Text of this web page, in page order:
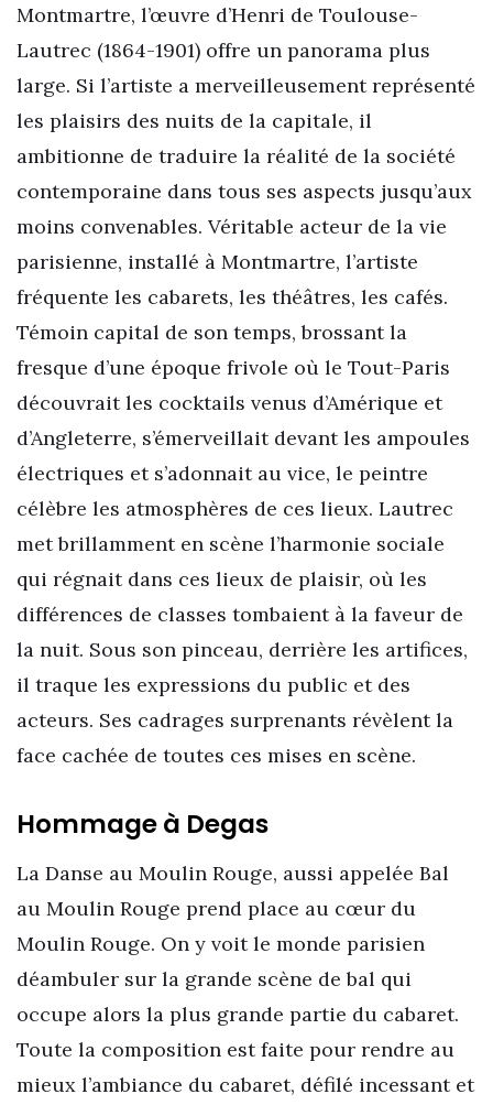
Montmartre, l’œuvre d’Henri de Toulouse-
Lautrec (1864-1901) offre un panorama plus
large. Si l’artiste a merveilleusement représenté
les plaisirs des nuits de la capitale, il
ambitionne de traduire la réalité de la société
contemporaine dans tous ses aspects jusqu’aux
moins convenables. Véritable acteur de la vie
parisienne, installé à Montmartre, l’artiste
fréquente les cabarets, les théâtres, les cafés.
Témoin capital de son temps, brossant la
fresque d’une époque frivole où le Tout-Paris
découvrait les cocktails venus d’Amérique et
d’Angleterre, s’émerveillait devant les ampoules
électriques et s’adonnait au vice, le peintre
célèbre les atmosphères de ces lieux. Lautrec
met brillamment en scène l’harmonie sociale
qui régnait dans ces lieux de plaisir, où les
différences de classes tombaient à la faveur de
la nuit. Sous son pinceau, derrière les artifices,
il traque les expressions du public et des
acteurs. Ses cadrages surprenants révèlent la
face cachée de toutes ces mises en scène.
Hommage à Degas
La Danse au Moulin Rouge, aussi appelée Bal
au Moulin Rouge prend place au cœur du
Moulin Rouge. On y voit le monde parisien
déambuler sur la grande scène de bal qui
occupe alors la plus grande partie du cabaret.
Toute la composition est faite pour rendre au
mieux l’ambiance du cabaret, défilé incessant et